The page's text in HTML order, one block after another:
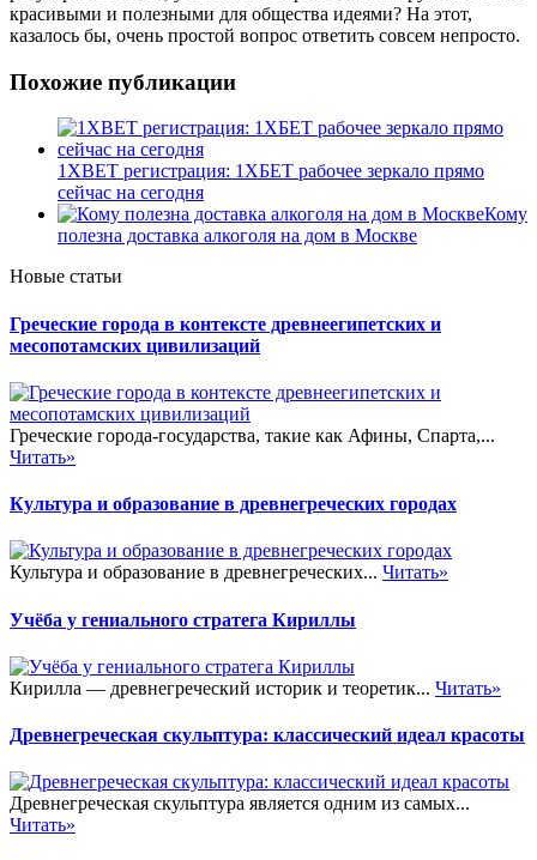
красивыми и полезными для общества идеями? На этот,
казалось бы, очень простой вопрос ответить совсем непросто.
Похожие публикации
1XBET регистрация: 1ХБЕТ рабочее зеркало прямо
сейчас на сегодня
Кому
полезна доставка алкоголя на дом в Москве
Новые статьи
Греческие города в контексте древнеегипетских и
месопотамских цивилизаций
Греческие города-государства, такие как Афины, Спарта,...
Читать»
Культура и образование в древнегреческих городах
Культура и образование в древнегреческих... Читать»
Учёба у гениального стратега Кириллы
Кирилла — древнегреческий историк и теоретик... Читать»
Древнегреческая скульптура: классический идеал красоты
Древнегреческая скульптура является одним из самых...
Читать»